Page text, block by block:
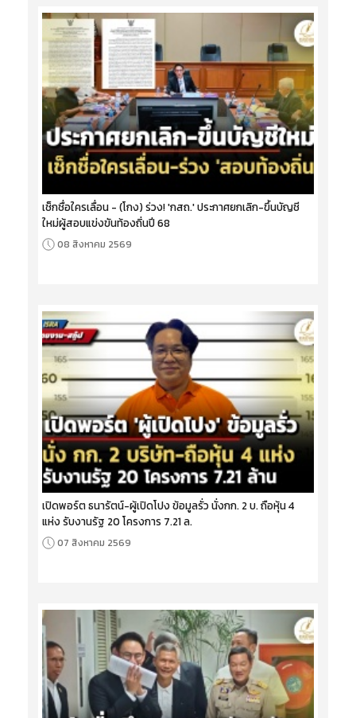
เช็กชื่อใครเลื่อน - (โกง) ร่วง! 'กสถ.' ประกาศยกเลิก-ขึ้นบัญชี
ใหม่ผู้สอบแข่งขันท้องถิ่นปี 68
08 สิงหาคม 2569
เปิดพอร์ต ธนารัตน์-ผู้เปิดโปง ข้อมูลรั่ว นั่งกก. 2 บ. ถือหุ้น 4
แห่ง รับงานรัฐ 20 โครงการ 7.21 ล.
07 สิงหาคม 2569